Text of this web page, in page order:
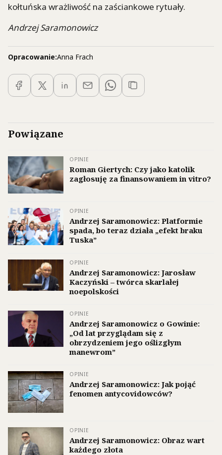
kołtuńska wrażliwość na zaściankowe rytuały.
Andrzej Saramonowicz
Opracowanie:Anna Frach
Powiązane
OPINIE
Roman Giertych: Czy jako katolik
zagłosuję za finansowaniem in vitro?
OPINIE
Andrzej Saramonowicz: Platformie
spada, bo teraz działa „efekt braku
Tuska”
OPINIE
Andrzej Saramonowicz: Jarosław
Kaczyński – twórca skarlałej
noepolskości
OPINIE
Andrzej Saramonowicz o Gowinie:
„Od lat przyglądam się z
obrzydzeniem jego oślizgłym
manewrom”
OPINIE
Andrzej Saramonowicz: Jak pojąć
fenomen antycovidowców?
OPINIE
Andrzej Saramonowicz: Obraz wart
każdego złota